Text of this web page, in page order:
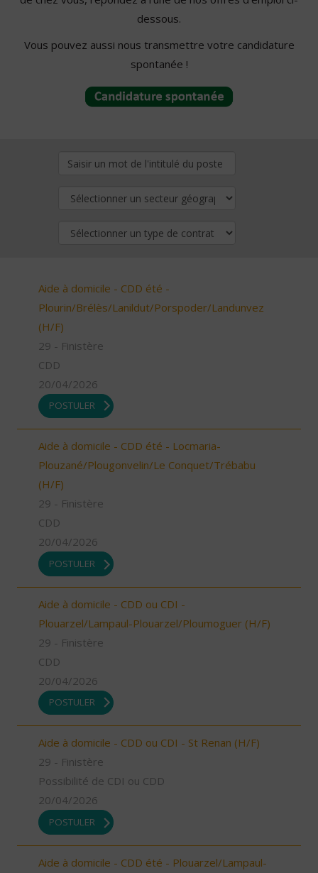
dessous.
Vous pouvez aussi nous transmettre votre candidature
spontanée !
Aide à domicile - CDD été -
Plourin/Brélès/Lanildut/Porspoder/Landunvez
(H/F)
29 - Finistère
CDD
20/04/2026
POSTULER
Aide à domicile - CDD été - Locmaria-
Plouzané/Plougonvelin/Le Conquet/Trébabu
(H/F)
29 - Finistère
CDD
20/04/2026
POSTULER
Aide à domicile - CDD ou CDI -
Plouarzel/Lampaul-Plouarzel/Ploumoguer (H/F)
29 - Finistère
CDD
20/04/2026
POSTULER
Aide à domicile - CDD ou CDI - St Renan (H/F)
29 - Finistère
Possibilité de CDI ou CDD
20/04/2026
POSTULER
Aide à domicile - CDD été - Plouarzel/Lampaul-